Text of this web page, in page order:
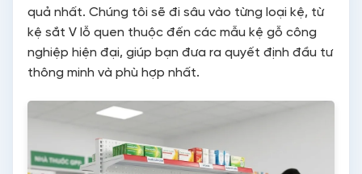
quả nhất. Chúng tôi sẽ đi sâu vào từng loại kệ, từ
kệ sắt V lỗ quen thuộc đến các mẫu kệ gỗ công
nghiệp hiện đại, giúp bạn đưa ra quyết định đầu tư
thông minh và phù hợp nhất.